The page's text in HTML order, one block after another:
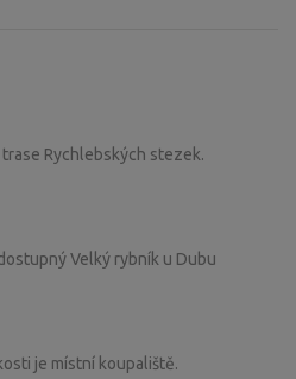
Rychlebských stezek.
Velký rybník u Dubu
je místní koupaliště.